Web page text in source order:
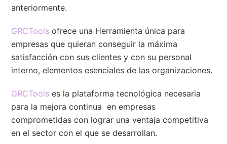
anteriormente.
GRCTools ofrece una Herramienta única para
empresas que quieran conseguir la máxima
satisfacción con sus clientes y con su personal
interno, elementos esenciales de las organizaciones.
GRCTools es la plataforma tecnológica necesaria
para la mejora continua en empresas
comprometidas con lograr una ventaja competitiva
en el sector con el que se desarrollan.